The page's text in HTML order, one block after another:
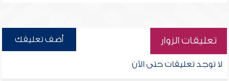
تعليقات الزوار أضف تعليقك
لا توجد تعليقات حتى الآن